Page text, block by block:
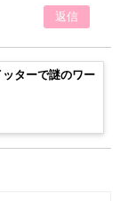
返信
ッターで謎のワー